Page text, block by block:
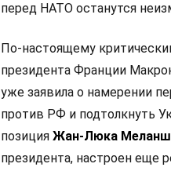
перед НАТО останутся
По-настоящему
президента Франции
уже заявила о намерении
против РФ и подтолкнуть
позиция Жан-Люка
президента, настроен еще